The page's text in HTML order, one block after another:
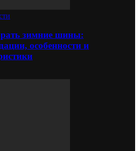
зимние шины:
особенности и